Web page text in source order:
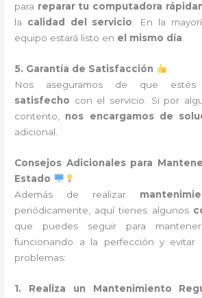
para reparar tu computadora
la calidad del servicio. En la
equipo estará listo en el mismo día.
5. Garantía de Satisfacción
Nos aseguramos de que estés
satisfecho con el servicio. Si por
contento, nos encargamos de
adicional.
Consejos Adicionales para
Estado
Además de realizar
periódicamente, aquí tienes algunos
que puedes seguir para
funcionando a la perfección y evitar
problemas:
1. Realiza un Mantenimiento